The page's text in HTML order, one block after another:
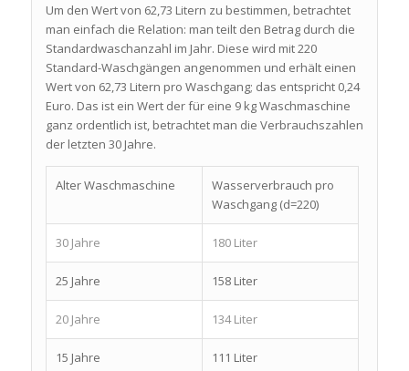
Um den Wert von 62,73 Litern zu bestimmen, betrachtet
man einfach die Relation: man teilt den Betrag durch die
Standardwaschanzahl im Jahr. Diese wird mit 220
Standard-Waschgängen angenommen und erhält einen
Wert von 62,73 Litern pro Waschgang; das entspricht 0,24
Euro. Das ist ein Wert der für eine 9 kg Waschmaschine
ganz ordentlich ist, betrachtet man die Verbrauchszahlen
der letzten 30 Jahre.
Alter Waschmaschine
Wasserverbrauch pro
Waschgang (d=220)
30 Jahre 180 Liter
25 Jahre 158 Liter
20 Jahre 134 Liter
15 Jahre 111 Liter